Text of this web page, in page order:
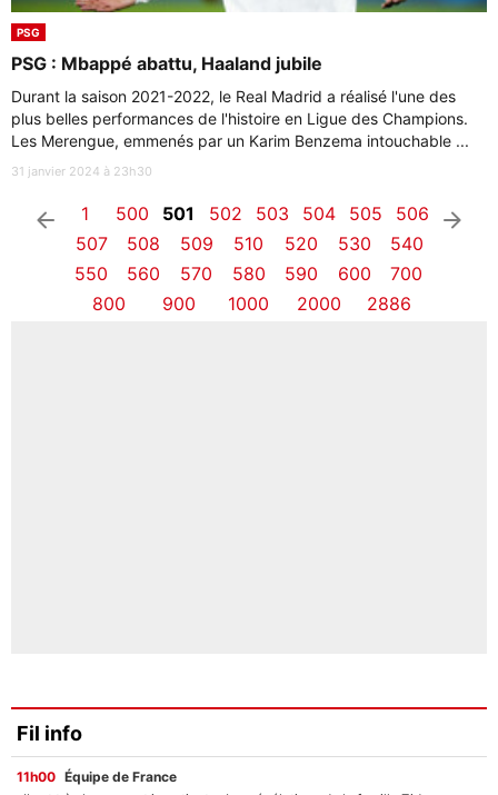
PSG
PSG : Mbappé abattu, Haaland jubile
Durant la saison 2021-2022, le Real Madrid a réalisé l'une des
plus belles performances de l'histoire en Ligue des Champions.
Les Merengue, emmenés par un Karim Benzema intouchable ...
31 janvier 2024 à 23h30
arrow_left 1 500 501 502 503 504 505
506
507
508 509 510 520 530
540
550
560 570 580 590 600
700
800
900 1000 2000 2886
arrow_right
Fil info
11h00 Équipe de France